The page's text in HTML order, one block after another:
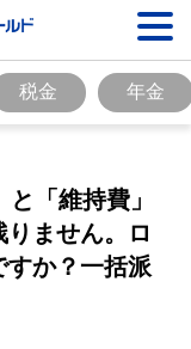
税金 年金
「維持費」
ません。ロ
すか？一括派